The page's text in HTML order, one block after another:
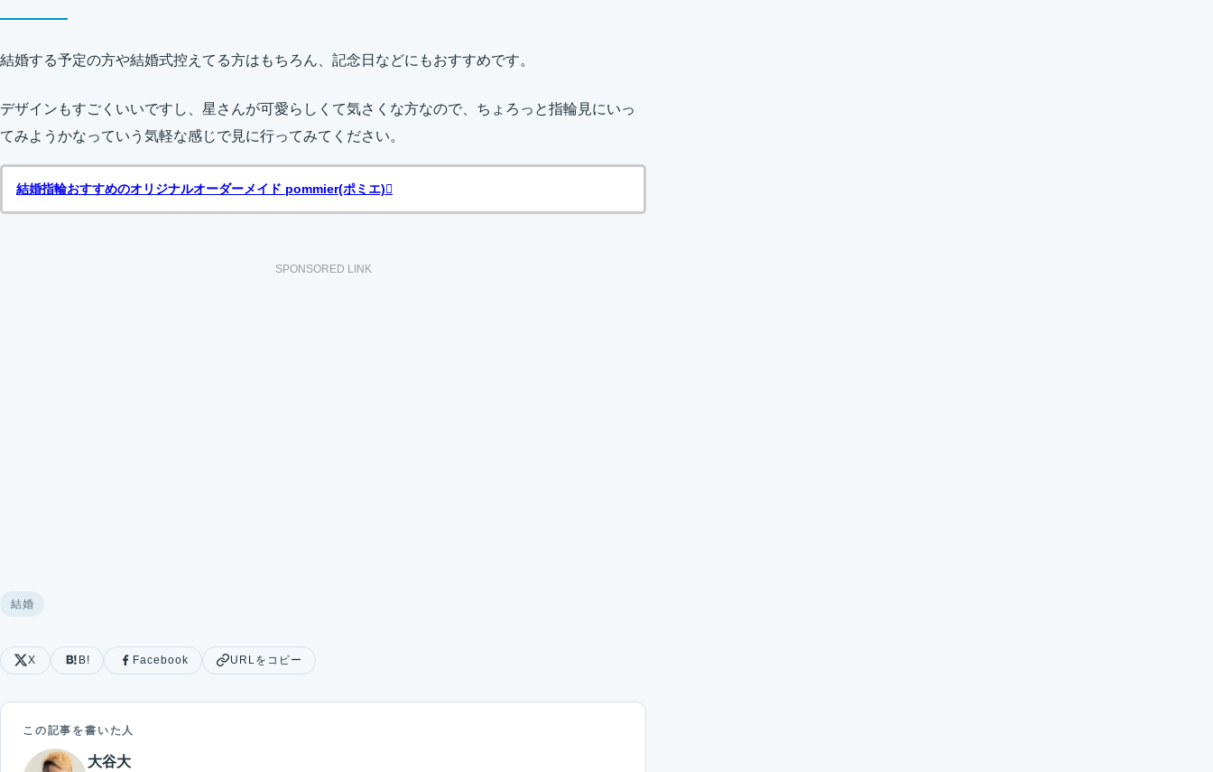
結婚する予定の方や結婚式控えてる方はもちろん、記念日などにもおすすめです。
デザインもすごくいいですし、星さんが可愛らしくて気さくな方なので、ちょろっと指輪見にいっ
てみようかなっていう気軽な感じで見に行ってみてください。
結婚指輪おすすめのオリジナルオーダーメイド pommier(ポミエ)
SPONSORED LINK
結婚
X B! Facebook URLをコピー
この記事を書いた人
大谷大